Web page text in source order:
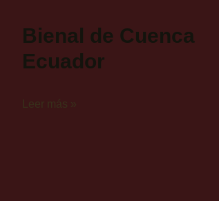
Bienal de Cuenca
Ecuador
Leer más »